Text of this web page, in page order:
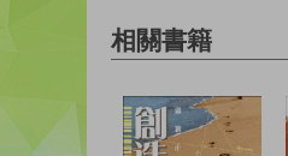
相關書籍